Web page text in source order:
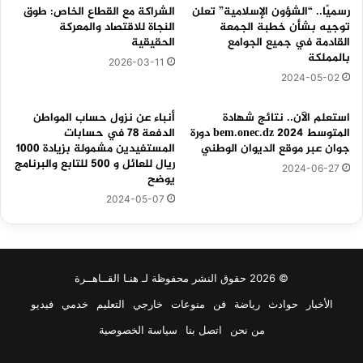
رسميًا.. “الشؤون الإسلامية” تعلن
توجيه بشأن خطبة الجمعة
القادمة في جميع الجوامع
بالمملكة
2024-05-02
الشراكة مع القطاع الخاص: طوق
النجاة للاقتصاد والمعركة
الحقيقية
2026-03-11
استعلم الآن.. نتائج شهادة
المتوسط bem.onec.dz 2024 دورة
جوان عبر موقع الديوان الوطني
2024-06-27
أنباء عن نزول حساب المواطن
الدفعة 78 في حسابات
المستفيدين مشمولة بزيادة 1000
ريال للعائل و 500 للتابع والبرنامج
يوضح
2024-05-07
© 2026 حقوق النشر محفوظة لـ هنـا القــاهــرة
الأخبار
حوادث رياضة فن منوعات خارجي التعليم خدمي
فيديو
من نحن
اتصل بنا سياسة الخصوصية